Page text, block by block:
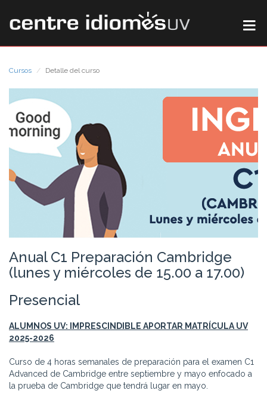
Cursos Detalle del curso
Anual C1 Preparación Cambridge
(lunes y miércoles de 15.00 a 17.00)
Presencial
ALUMNOS UV: IMPRESCINDIBLE APORTAR MATRÍCULA UV
2025-2026
Curso de 4 horas semanales de preparación para el examen C1
Advanced de Cambridge entre septiembre y mayo enfocado a
la prueba de Cambridge que tendrá lugar en mayo.